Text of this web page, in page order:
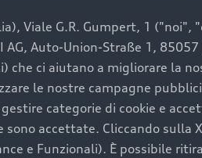
Viale G.R. Gumpert, 1 ("noi",
Auto-Union-Straße 1,
ci aiutano a migliorare la
le nostre campagne
categorie di cookie e
accettate. Cliccando sulla
e Funzionali). È possibile